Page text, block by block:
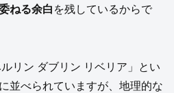
ねる余白 を残しているからで
リン ダブリン リベリア」とい
並べられていますが、地理的な